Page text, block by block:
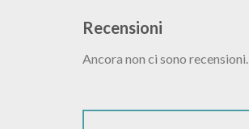
Recensioni
Ancora non ci sono recensioni.